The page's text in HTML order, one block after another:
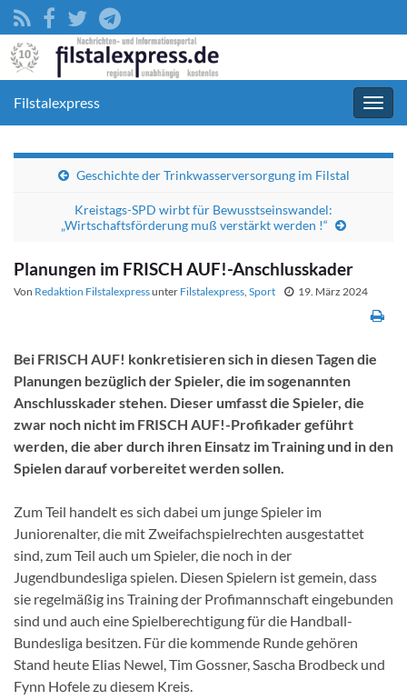
Filstalexpress
Geschichte der Trinkwasserversorgung im Filstal
Kreistags-SPD wirbt für Bewusstseinswandel:
„Wirtschaftsförderung muß verstärkt werden !“
Planungen im FRISCH AUF!-Anschlusskader
Von Redaktion Filstalexpressunter Filstalexpress, Sport 19. März 2024
Bei FRISCH AUF! konkretisieren sich in diesen Tagen die
Planungen bezüglich der Spieler, die im sogenannten
Anschlusskader stehen. Dieser umfasst die Spieler, die
zwar noch nicht im FRISCH AUF!-Profikader geführt
werden, die aber durch ihren Einsatz im Training und in den
Spielen darauf vorbereitet werden sollen.
Zum Teil handelt es sich dabei um junge Spieler im
Juniorenalter, die mit Zweifachspielrechten ausgestattet
sind, zum Teil auch um Spieler, die noch in der
Jugendbundesliga spielen. Diesen Spielern ist gemein, dass
sie regelmäßig ins Training der Profimannschaft eingebunden
sind und auch eine Spielberechtigung für die Handball-
Bundesliga besitzen. Für die kommende Runde gehören
Stand heute Elias Newel, Tim Gossner, Sascha Brodbeck und
Fynn Hofele zu diesem Kreis.